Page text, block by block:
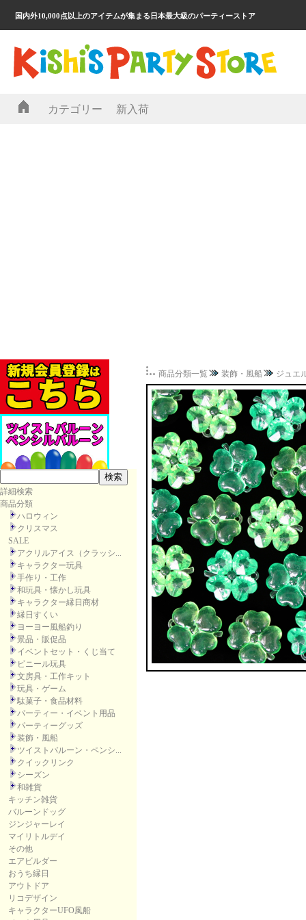
国内外10,000点以上のアイテムが集まる日本最大級のパーティーストア
カテゴリー 新入荷
詳細検索
商品分類
ハロウィン
クリスマス
SALE
アクリルアイス（クラッシ...
キャラクター玩具
手作り・工作
和玩具・懐かし玩具
キャラクター縁日商材
縁日すくい
ヨーヨー風船釣り
景品・販促品
イベントセット・くじ当て
ビニール玩具
文房具・工作キット
玩具・ゲーム
駄菓子・食品材料
パーティー・イベント用品
パーティーグッズ
装飾・風船
ツイストバルーン・ペンシ...
クイックリンク
シーズン
和雑貨
キッチン雑貨
バルーンドッグ
ジンジャーレイ
マイリトルデイ
その他
エアビルダー
おうち縁日
アウトドア
リコデザイン
キャラクターUFO風船
商品分類一覧 装飾・風船 ジュエ